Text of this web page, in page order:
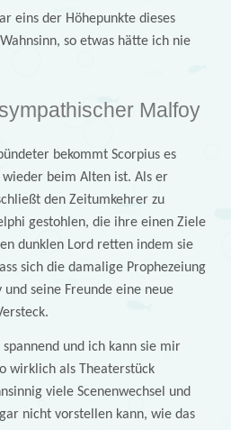
eins der Höhepunkte dieses
so etwas hätte ich nie
Malfoy
bekommt Scorpius es
beim Alten ist. Als er
den Zeitumkehrer zu
gestohlen, die ihre einen Ziele
dunklen Lord retten indem sie
sich die damalige Prophezeiung
seine Freunde eine neue
und ich kann sie mir
wirklich als Theaterstück
viele Scenenwechsel und
nicht vorstellen kann, wie das